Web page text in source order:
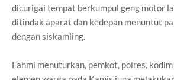
dicurigai tempat berkumpul geng motor
ditindak aparat dan kedepan menuntut
dengan siskamling.
Fahmi menuturkan, pemkot, polres,